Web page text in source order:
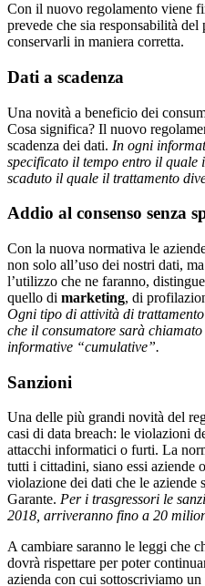
Con il nuovo regolamento viene
prevede che sia responsabilità del
conservarli in maniera corretta.
Dati a scadenza
Una novità a beneficio dei
Cosa significa? Il nuovo
scadenza dei dati. In ogni
specificato il tempo entro il quale
scaduto il quale il trattamento
Addio al consenso senza
Con la nuova normativa le
non solo all’uso dei nostri dati,
l’utilizzo che ne faranno,
quello di marketing, di
Ogni tipo di attività di
che il consumatore sarà
informative “cumulative”.
Sanzioni
Una delle più grandi novità del
casi di data breach: le violazioni
attacchi informatici o furti. La
tutti i cittadini, siano essi aziende
violazione dei dati che le aziende
Garante. Per i trasgressori le
2018, arriveranno fino a 20
A cambiare saranno le leggi che
dovrà rispettare per poter
azienda con cui sottoscriviamo